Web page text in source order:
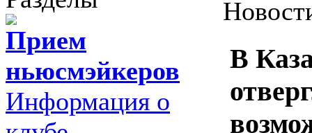
Прием
ньюсмэйкеров
Информация о
В